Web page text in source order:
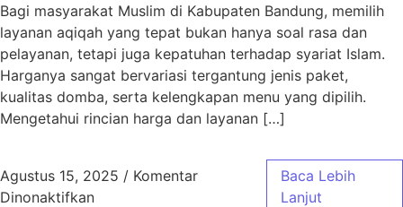
Bagi masyarakat Muslim di Kabupaten Bandung, memilih
layanan aqiqah yang tepat bukan hanya soal rasa dan
pelayanan, tetapi juga kepatuhan terhadap syariat Islam.
Harganya sangat bervariasi tergantung jenis paket,
kualitas domba, serta kelengkapan menu yang dipilih.
Mengetahui rincian harga dan layanan […]
Agustus 15, 2025 / Komentar
Dinonaktifkanpada Harga Aqiqah Kabupaten Bandung
Baca Lebih
Lanjut